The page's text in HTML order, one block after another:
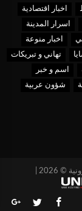
اخبار اقتصادية
اسرار المدينة
اخبار منوعة
تهاني و تبريكات
اسم و خبر
شؤون عربية
2026 |